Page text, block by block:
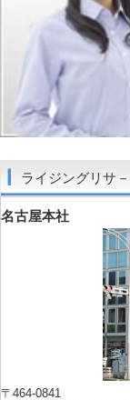
ライジングリサ
名古屋本社
〒464-0841